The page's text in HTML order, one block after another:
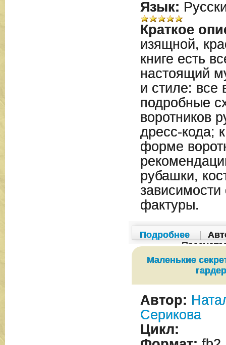
Язык:
Краткое
изящной,
книге есть
настоящий
и стиле: все
подробные
воротников
дресс-кода;
форме
рубашки,
зависимости
фактуры.
Подробнее
Маленькие
Автор:
Серикова
Цикл: